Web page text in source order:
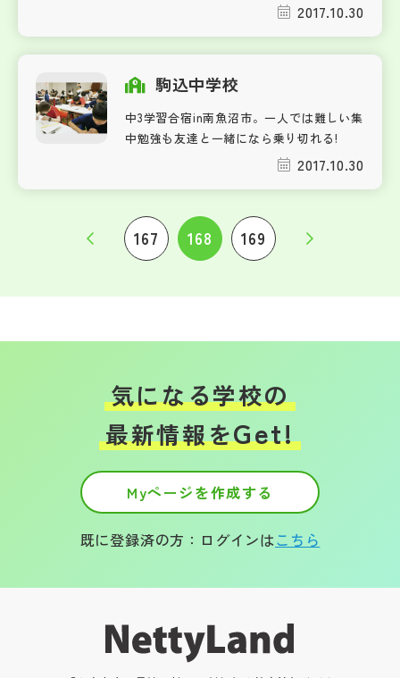
2017.10.30
駒込中学校
中3学習合宿in南魚沼市。一人では難しい集
中勉強も友達と一緒になら乗り切れる!
2017.10.30
167 168 169
気になる学校の
最新情報をGet!
Myページを作成する
既に登録済の方：ログインはこちら